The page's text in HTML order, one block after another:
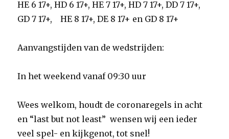
HE 6 17+, HD 6 17+, HE 7 17+, HD 7 17+, DD 7 17+,
GD 7 17+, HE 8 17+, DE 8 17+ en GD 8 17+
Aanvangstijden van de wedstrijden:
In het weekend vanaf 09:30 uur
Wees welkom, houdt de coronaregels in acht
en “last but not least” wensen wij een ieder
veel spel- en kijkgenot, tot snel!